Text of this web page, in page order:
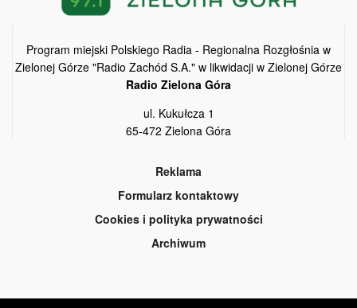
Program miejski Polskiego Radia - Regionalna Rozgłośnia w
Zielonej Górze "Radio Zachód S.A." w likwidacji w Zielonej Górze
Radio Zielona Góra
ul. Kukułcza 1
65-472 Zielona Góra
Reklama
Formularz kontaktowy
Cookies i polityka prywatności
Archiwum